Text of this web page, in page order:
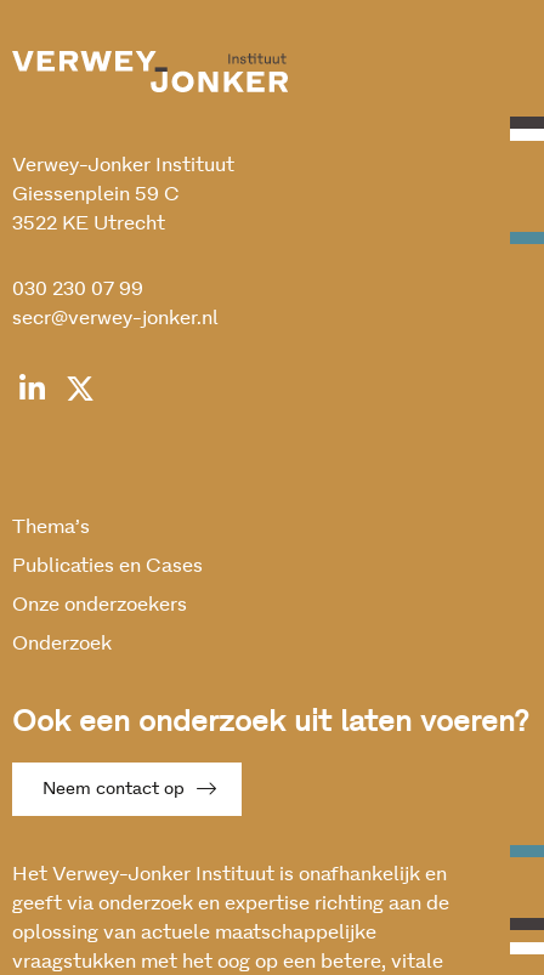
Verwey-Jonker Instituut
Giessenplein 59 C
3522 KE Utrecht
030 230 07 99
secr@verwey-jonker.nl
Thema’s
Publicaties en Cases
Onze onderzoekers
Onderzoek
Ook een onderzoek uit laten voeren?
Neem contact op
Het Verwey-Jonker Instituut is onafhankelijk en
geeft via onderzoek en expertise richting aan de
oplossing van actuele maatschappelijke
vraagstukken met het oog op een betere, vitale